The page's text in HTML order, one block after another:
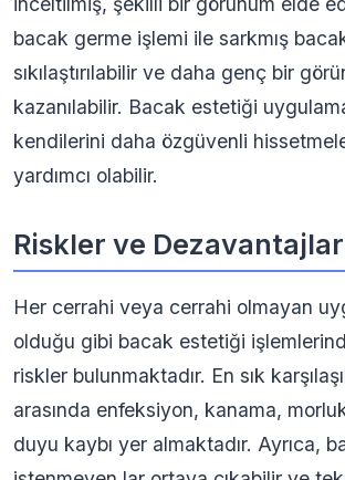
bacak germe işlemi ile sarkmış
sıkılaştırılabilir ve daha genç bir
kazanılabilir. Bacak estetiği
kendilerini daha özgüvenli
yardımcı olabilir.
Riskler ve
Her cerrahi veya cerrahi olmayan
olduğu gibi bacak estetiği
riskler bulunmaktadır. En sık
arasında enfeksiyon, kanama,
duyu kaybı yer almaktadır. Ayrıca,